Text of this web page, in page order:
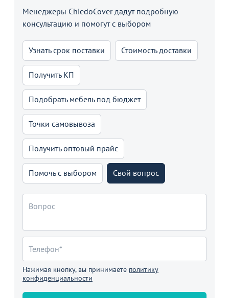
Менеджеры ChiedoCover дадут подробную
консультацию и помогут с выбором
Узнать срок поставки Стоимость доставки
Получить КП
Подобрать мебель под бюджет
Точки самовывоза
Получить оптовый прайс
Помочь с выбором Свой вопрос
Нажимая кнопку, вы принимаете политику
конфиденциальности